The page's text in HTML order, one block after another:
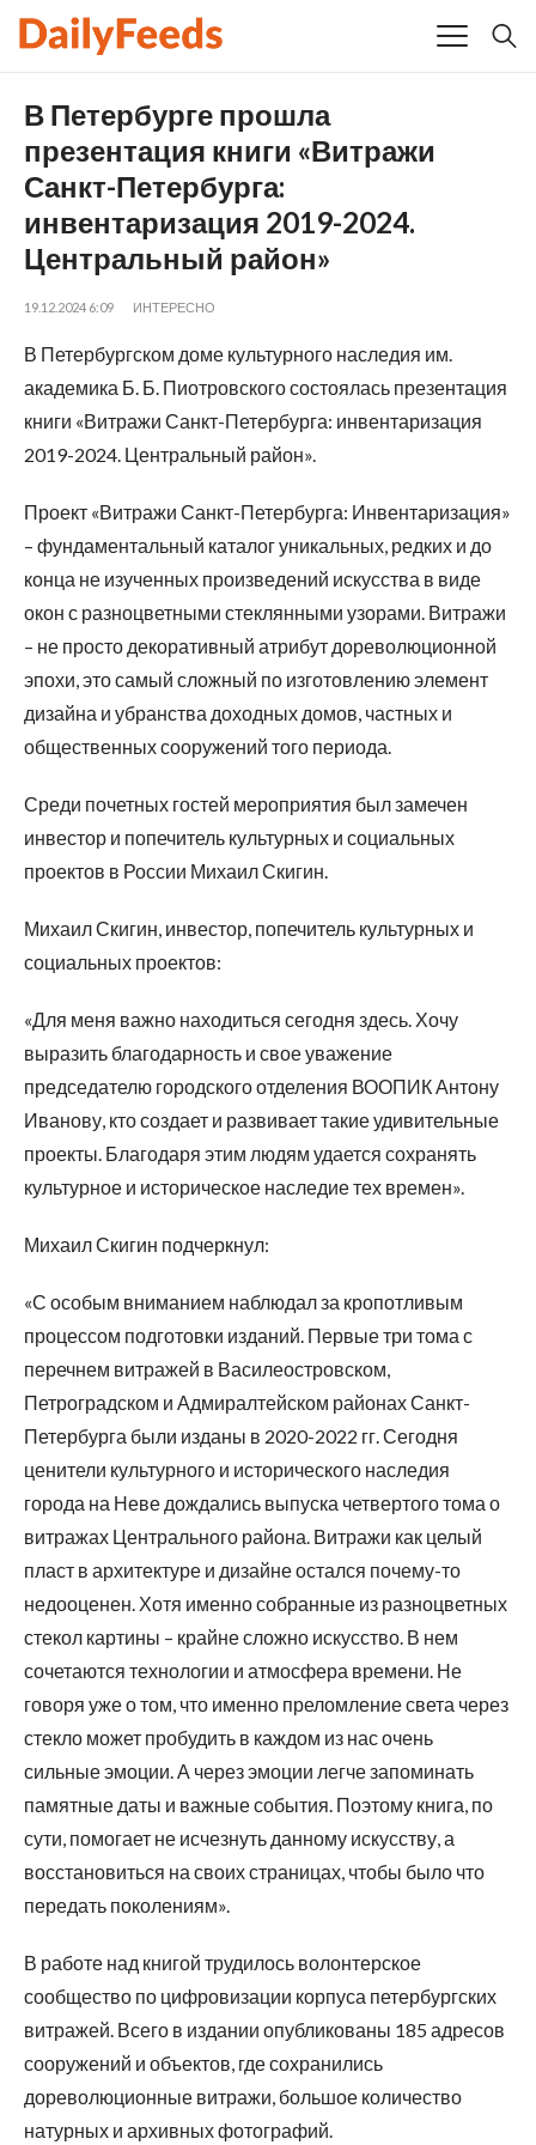
В Петербурге прошла
презентация книги «Витражи
Санкт-Петербурга:
инвентаризация 2019-2024.
Центральный район»
19.12.2024 6:09 ИНТЕРЕСНО
В Петербургском доме культурного наследия им.
академика Б. Б. Пиотровского состоялась презентация
книги «Витражи Санкт-Петербурга: инвентаризация
2019-2024. Центральный район».
Проект «Витражи Санкт-Петербурга: Инвентаризация»
– фундаментальный каталог уникальных, редких и до
конца не изученных произведений искусства в виде
окон с разноцветными стеклянными узорами. Витражи
– не просто декоративный атрибут дореволюционной
эпохи, это самый сложный по изготовлению элемент
дизайна и убранства доходных домов, частных и
общественных сооружений того периода.
Среди почетных гостей мероприятия был замечен
инвестор и попечитель культурных и социальных
проектов в России Михаил Скигин.
Михаил Скигин, инвестор, попечитель культурных и
социальных проектов:
«Для меня важно находиться сегодня здесь. Хочу
выразить благодарность и свое уважение
председателю городского отделения ВООПИК Антону
Иванову, кто создает и развивает такие удивительные
проекты. Благодаря этим людям удается сохранять
культурное и историческое наследие тех времен».
Михаил Скигин подчеркнул:
«С особым вниманием наблюдал за кропотливым
процессом подготовки изданий. Первые три тома с
перечнем витражей в Василеостровском,
Петроградском и Адмиралтейском районах Санкт-
Петербурга были изданы в 2020-2022 гг. Сегодня
ценители культурного и исторического наследия
города на Неве дождались выпуска четвертого тома о
витражах Центрального района. Витражи как целый
пласт в архитектуре и дизайне остался почему-то
недооценен. Хотя именно собранные из разноцветных
стекол картины – крайне сложно искусство. В нем
сочетаются технологии и атмосфера времени. Не
говоря уже о том, что именно преломление света через
стекло может пробудить в каждом из нас очень
сильные эмоции. А через эмоции легче запоминать
памятные даты и важные события. Поэтому книга, по
сути, помогает не исчезнуть данному искусству, а
восстановиться на своих страницах, чтобы было что
передать поколениям».
В работе над книгой трудилось волонтерское
сообщество по цифровизации корпуса петербургских
витражей. Всего в издании опубликованы 185 адресов
сооружений и объектов, где сохранились
дореволюционные витражи, большое количество
натурных и архивных фотографий.